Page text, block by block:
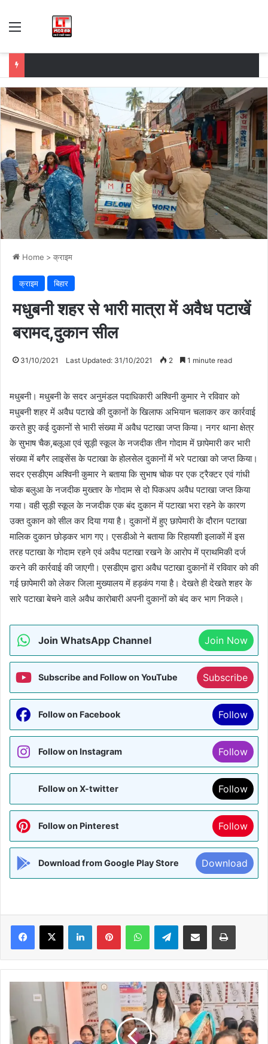
Menu
Home > क्राइम
क्राइम बिहार
मधुबनी शहर से भारी मात्रा में अवैध पटाखें
बरामद,दुकान सील
31/10/2021 Last Updated: 31/10/2021 2 1 minute read
मधुबनी। मधुबनी के सदर अनुमंडल पदाधिकारी अश्विनी कुमार ने रविवार को
मधुबनी शहर में अवैध पटाखे की दुकानों के खिलाफ अभियान चलाकर कर कार्रवाई
करते हुए कई दुकानों से भारी संख्या में अवैध पटाखा जप्त किया। नगर थाना क्षेत्र
के सुभाष चैक,बलूआ एवं सूड़ी स्कूल के नजदीक तीन गोदाम में छापेमारी कर भारी
संख्या में बगैर लाइसेंस के पटाखा के होलसेल दुकानों में भरे पटाखा को जप्त किया।
सदर एसडीएम अश्विनी कुमार ने बताया कि सुभाष चोक पर एक ट्रैक्टर एवं गांधी
चोक बलुआ के नजदीक मुख्तार के गोदाम से दो पिकअप अवैध पटाखा जप्त किया
गया। वही सूड़ी स्कूल के नजदीक एक बंद दुकान में पटाखा भरा रहने के कारण
उक्त दुकान को सील कर दिया गया है। दुकानों में हुए छापेमारी के दौरान पटाखा
मालिक दुकान छोड़कर भाग गए। एसडीओ ने बताया कि रिहायशी इलाकों में इस
तरह पटाखा के गोदाम रहने एवं अवैध पटाखा रखने के आरोप में प्राथमिकी दर्ज
करने की कार्रवाई की जाएगी। एसडीएम द्वारा अवैध पटाखा दुकानों में रविवार को की
गई छापेमारी को लेकर जिला मुख्यालय में हड़कंप गया है। देखते ही देखते शहर के
सारे पटाखा बेचने वाले अवैध कारोबारी अपनी दुकानों को बंद कर भाग निकले।
Join WhatsApp Channel Join Now
Subscribe and Follow on YouTube Subscribe
Follow on Facebook Follow
Follow on Instagram Follow
Follow on X-twitter Follow
Follow on Pinterest Follow
Download from Google Play Store Download
Facebook
X LinkedInPinterestWhatsAppTelegramShare via Email Print
मौलिक
अधिकार
के